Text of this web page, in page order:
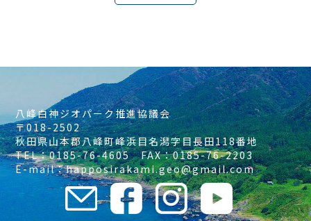
八峰白神ジオパーク推進協議会
〒018-2502
秋田県山本郡八峰町峰浜目名潟字目長田118番地
TEL：0185-76-4605 FAX：0185-76-2203
E-mail：happosirakami.geo@gmail.com